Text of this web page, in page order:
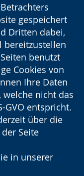
gespeichert
Dritten dabei,
benutzt
Cookies von
Ihre Daten
nicht das
GVO entspricht.
über die
Seite
in unserer